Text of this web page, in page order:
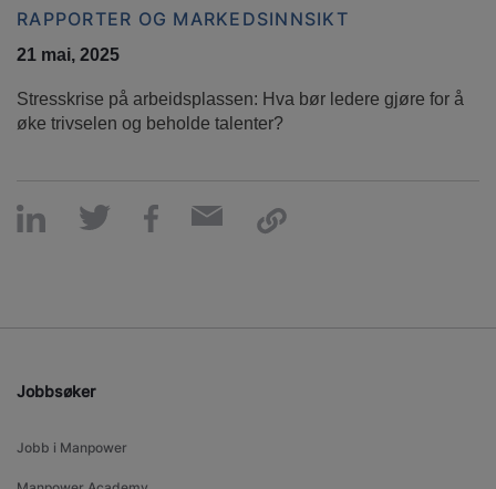
RAPPORTER OG MARKEDSINNSIKT
21 mai, 2025
Stresskrise på arbeidsplassen: Hva bør ledere gjøre for å
øke trivselen og beholde talenter?
Jobbsøker
Jobb i Manpower